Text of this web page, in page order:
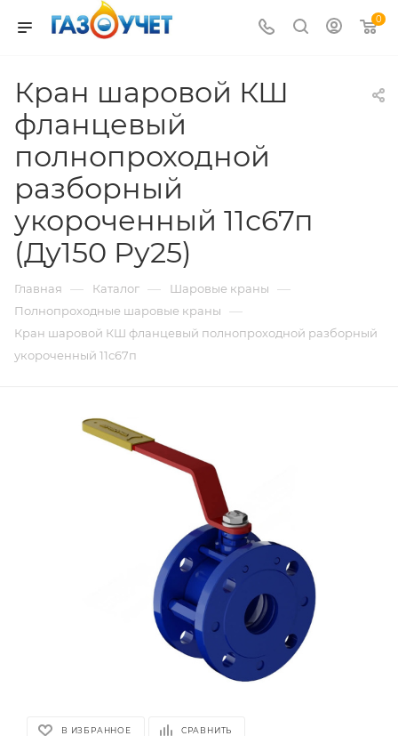
0
Кран шаровой КШ
фланцевый
полнопроходной
разборный
укороченный 11с67п
(Ду150 Ру25)
Главная — Каталог — Шаровые краны —
Полнопроходные шаровые краны —
Кран шаровой КШ фланцевый полнопроходной разборный
укороченный 11с67п
В ИЗБРАННОЕ СРАВНИТЬ